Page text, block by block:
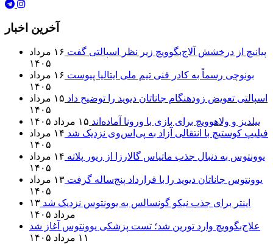
آخرین اخبار
پیانیچ از درخشش آلاج‌بگوویچ زیر نظر اسپالتی گفت
۱۶ مرداد
۱۴۰۵
بونوچی رسماً به کادر فنی تیم ملی ایتالیا پیوست
۱۶ مرداد
۱۴۰۵
اسپالتی تعویض زودهنگام جاناتان دیوید را توضیح داد
۱۵ مرداد
۱۴۰۵
ییلدیز و ولاهوویچ برای بازی با ورونا آماده‌اند ۱۵ مرداد ۱۴۰۵
فیلیپ کوستیچ با انتقالی آزاد به پی‌اس‌وی نزدیک شد
۱۴ مرداد
۱۴۰۵
یوونتوس به دنبال جذب ماتیاس گالارزا از ریور پلاته
۱۴ مرداد
۱۴۰۵
یوونتوس جاناتان دیوید را با قرارداد پنج‌ساله گرفت
۱۳ مرداد
۱۴۰۵
اینتر برای جذب نیکو گونسالس به یوونتوس نزدیک شد ۱۳
مرداد ۱۴۰۵
علاج‌بگوویچ وارد تورین شد؛ تست پزشکی یوونتوس آغاز شد
۱۱ مرداد ۱۴۰۵